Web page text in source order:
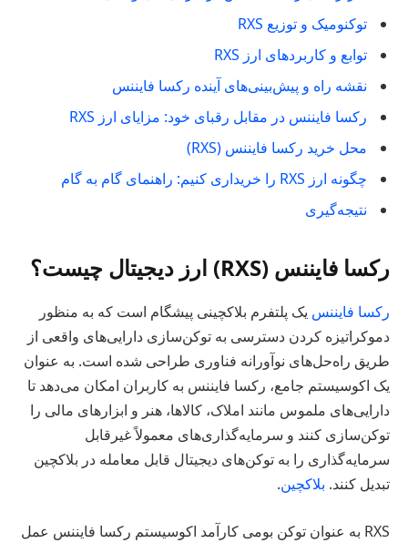
توکنومیک و توزیع RXS
توابع و کاربردهای ارز RXS
نقشه راه و پیش‌بینی‌های آینده رکسا فایننس
رکسا فایننس در مقابل رقبای خود: مزایای ارز RXS
محل خرید رکسا فایننس (RXS)
چگونه ارز RXS را خریداری کنیم: راهنمای گام به گام
نتیجه‌گیری
رکسا فایننس (RXS) ارز دیجیتال چیست؟
رکسا فایننس یک پلتفرم بلاکچینی پیشگام است که به منظور
دموکراتیزه کردن دسترسی به توکن‌سازی دارایی‌های واقعی از
طریق راه‌حل‌های نوآورانه فناوری طراحی شده است. به عنوان
یک اکوسیستم جامع، رکسا فایننس به کاربران امکان می‌دهد تا
دارایی‌های ملموس مانند املاک، کالاها، هنر و ابزارهای مالی را
توکن‌سازی کنند و سرمایه‌گذاری‌های معمولاً غیرقابل
سرمایه‌گذاری را به توکن‌های دیجیتال قابل معامله در بلاکچین
تبدیل کنند. بلاکچین.
RXS به عنوان توکن بومی کارآمد اکوسیستم رکسا فایننس عمل